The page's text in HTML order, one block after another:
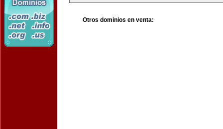
Otros dominios en venta: